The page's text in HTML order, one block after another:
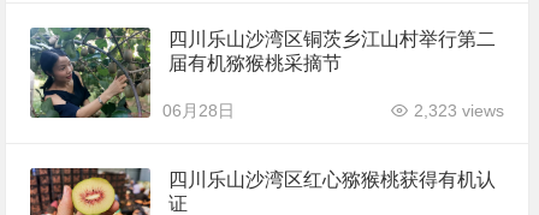
四川乐山沙湾区铜茨乡江山村举行第二
届有机猕猴桃采摘节
06月28日 2,323 views
四川乐山沙湾区红心猕猴桃获得有机认
证